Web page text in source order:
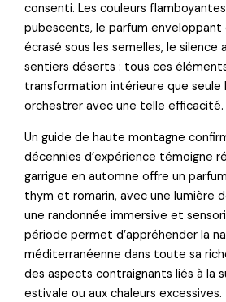
consenti. Les couleurs
pubescents, le parfum enveloppant
écrasé sous les semelles, le silence
sentiers déserts : tous ces
transformation intérieure que seule
orchestrer avec une telle efficacité.
Un guide de haute montagne
décennies d’expérience témoigne
garrigue en automne offre un
thym et romarin, avec une lumière
une randonnée immersive et
période permet d’appréhender la
méditerranéenne dans toute sa
des aspects contraignants liés à la
estivale ou aux chaleurs excessives.